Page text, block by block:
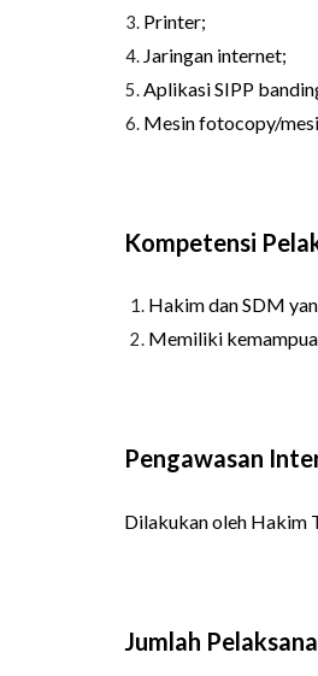
Printer;
Jaringan internet;
Aplikasi SIPP
Mesin fotocopy/
Kompetensi
Hakim dan SDM
Memiliki
Pengawasan
Dilakukan oleh Hakim
Jumlah Pelaksana